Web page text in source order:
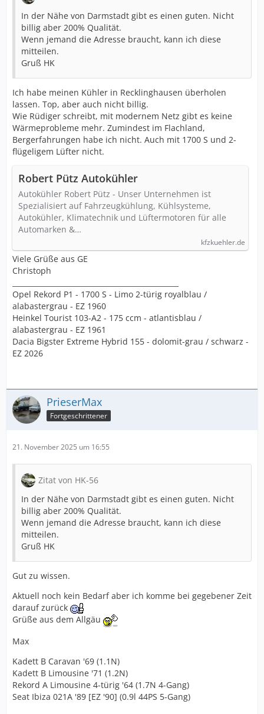
In der Nähe von Darmstadt gibt es einen guten. Nicht
billig aber 200% Qualität.
Wenn jemand die Adresse braucht, kann ich diese
mitteilen.
Gruß HK
Ich habe meinen Kühler in Recklinghausen überholen
lassen. Top, aber auch nicht billig.
Wie Rüdiger schreibt, mit modernem Netz gibt es keine
Wärmeprobleme mehr. Zumindest im Flachland,
Bergerfahrungen habe ich nicht. Auch mit 1700 S und 2-
flügeligem Lüfter nicht.
Robert Pütz Autokühler
Autokühler Robert Pütz - Unser Unternehmen ist
Spezialisiert auf Fahrzeugkühlung, Kühlsysteme,
Autokühler, Klimatechnik und Lüftermotoren für alle
Automarken &…
kfzkuehler.de
Viele Grüße aus GE
Christoph
Opel Rekord P1 - 1700 S - Limo 2-türig royalblau /
alabastergrau - EZ 1960
Heinkel Tourist 103-A2 - 175 ccm - atlantisblau /
alabastergrau - EZ 1961
Dacia Bigster Extreme Hybrid 155 - dolomit-grau / schwarz -
EZ 2026
PrieserMax
Fortgeschrittener
21. November 2025 um 16:55
Zitat von HK-56
In der Nähe von Darmstadt gibt es einen guten. Nicht
billig aber 200% Qualität.
Wenn jemand die Adresse braucht, kann ich diese
mitteilen.
Gruß HK
Gut zu wissen.
Aktuell noch kein Bedarf aber ich komme bei gegebener Zeit
darauf zurück
Grüße aus dem Allgäu
Max
Kadett B Caravan '69 (1.1N)
Kadett B Limousine '71 (1.2N)
Rekord A Limousine 4-türig '64 (1.7N 4-Gang)
Seat Ibiza 021A '89 [EZ '90] (0.9l 44PS 5-Gang)